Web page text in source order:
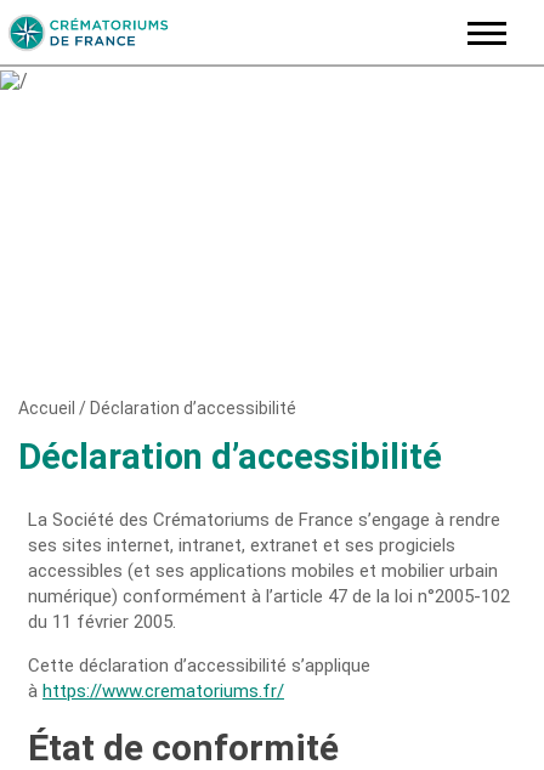
Skip
Accueil / Déclaration d’accessibilité
Déclaration d’accessibilité
La Société des Crématoriums de France s’engage à rendre
ses sites internet, intranet, extranet et ses progiciels
accessibles (et ses applications mobiles et mobilier urbain
numérique) conformément à l’article 47 de la loi n°2005-102
du 11 février 2005.
Cette déclaration d’accessibilité s’applique
à https://www.crematoriums.fr/
État de conformité